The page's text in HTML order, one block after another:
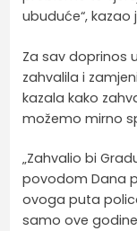
ubuduće“,
Za sav doprinos
zahvalila i
kazala kako
možemo mirno
„Zahvalio bi
povodom Dana
ovoga puta
samo ove